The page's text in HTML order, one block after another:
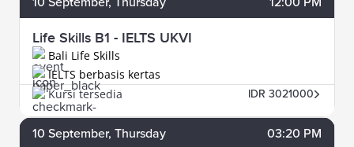
Life Skills B1 - IELTS UKVI
Bali Life Skills
IELTS berbasis kertas
Kursi tersedia
IDR 3021000
10 September, Thursday 03:20 PM